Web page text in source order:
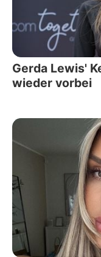
Gerda Lewis'
wieder vorbei